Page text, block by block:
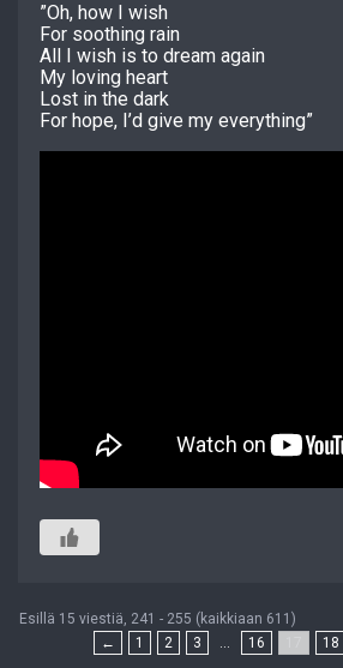
”Oh, how I wish
For soothing rain
All I wish is to dream again
My loving heart
Lost in the dark
For hope, I’d give my everything”
Esillä 15 viestiä, 241 - 255 (kaikkiaan 611)
←
1 2 3 … 16 18